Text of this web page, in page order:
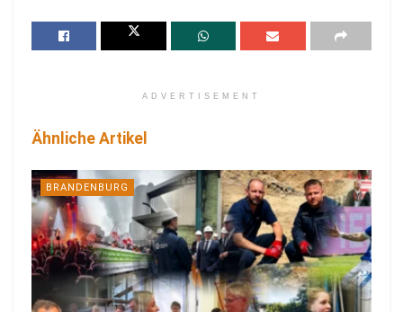
ADVERTISEMENT
Ähnliche Artikel
BRANDENBURG